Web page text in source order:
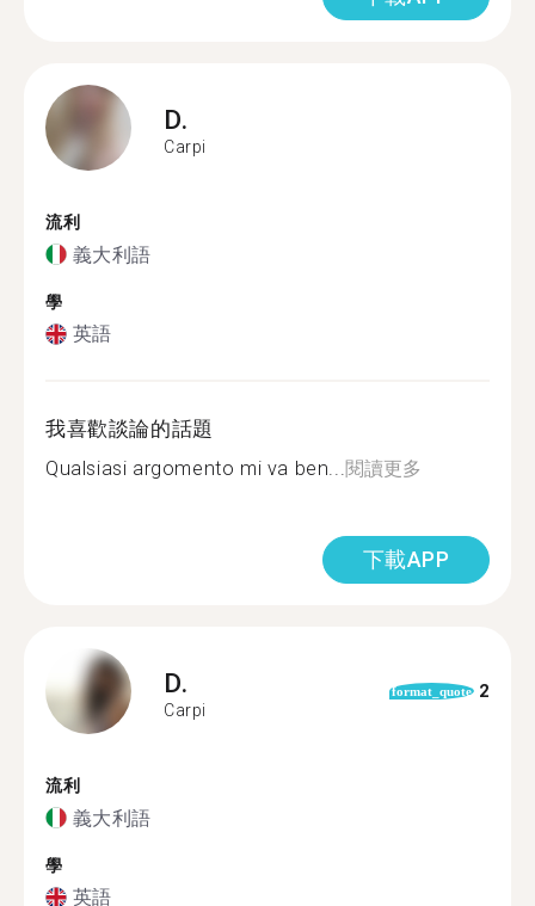
D.
Carpi
流利
義大利語
學
英語
我喜歡談論的話題
Qualsiasi argomento mi va ben...閱讀更多
下載APP
D.
Carpi
format_quote 2
流利
義大利語
學
英語